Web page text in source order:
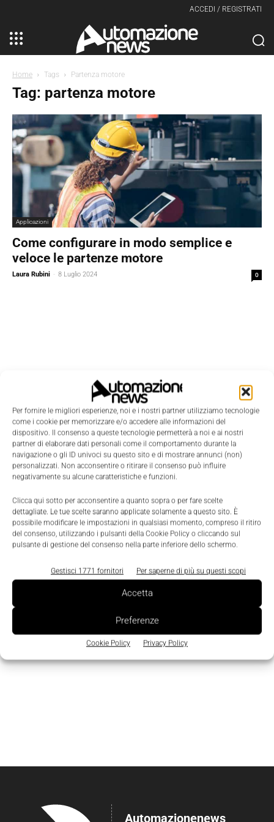
Per fornire le migliori esperienze, noi e i nostri partner utilizziamo tecnologie
come i cookie per memorizzare e/o accedere alle informazioni del
dispositivo. Il consenso a queste tecnologie permetterà a noi e ai nostri
partner di elaborare dati personali come il comportamento durante la
navigazione o gli ID univoci su questo sito e di mostrare annunci (non)
personalizzati. Non acconsentire o ritirare il consenso può influire
negativamente su alcune caratteristiche e funzioni.
Clicca qui sotto per acconsentire a quanto sopra o per fare scelte
dettagliate. Le tue scelte saranno applicate solamente a questo sito. È
possibile modificare le impostazioni in qualsiasi momento, compreso il ritiro
del consenso, utilizzando i pulsanti della Cookie Policy o cliccando sul
pulsante di gestione del consenso nella parte inferiore dello schermo.
Gestisci 1771 fornitori Per saperne di più su questi scopi
Accetta
Preferenze
Cookie Policy Privacy Policy
ACCEDI / REGISTRATI
Home Tags Partenza motore
Tag: partenza motore
Applicazioni
Come configurare in modo semplice e
veloce le partenze motore
Laura Rubini - 8 Luglio 2024 0
Edicola
Automazionenews